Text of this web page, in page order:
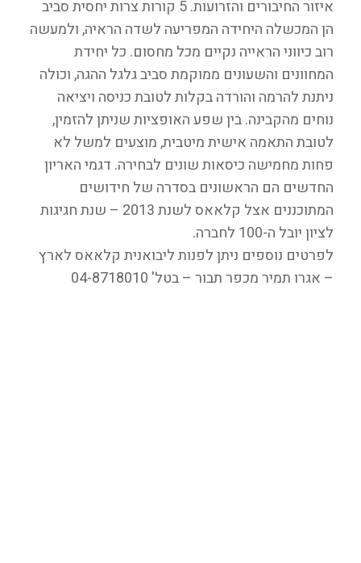
איזור החיבורים והזרועות. 5 קורות צרות יחסית סביב
הן המכשלה היחידה המפריעה לשדה הראיה, ולמעשה
רוב כיווני הראייה נקיים מכל מחסום. כל יחידת
המחוונים והשעונים ממוקמת סביב גלגל ההגה, וכולה
ניתנת להרמה והורדה בקלות לטובת כניסה ויציאה
נוחים מהקבינה. בין שפע האופציות שניתן להזמין,
לטובת התאמה אישית מיטבית, מוצעים למשל לא
פחות מחמישה כיסאות שונים לבחירה. דגמי האריון
החדשים הם הראשונים בסדרה של חידושים
המתוכננים אצל קלאאס לשנת 2013 – שנת חגיגות
לציון יובל ה-100 לחברה.
לפרטים נוספים ניתן לפנות ליבואנית קלאאס לארץ
– אגרו תמיר מכפר תבור – בטל' 04-8718010